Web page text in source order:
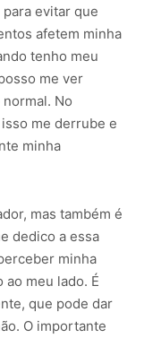
evitar que
afetem minha
tenho meu
me ver
No
me derrube e
minha
mas também é
dedico a essa
minha
meu lado. É
que pode dar
O importante